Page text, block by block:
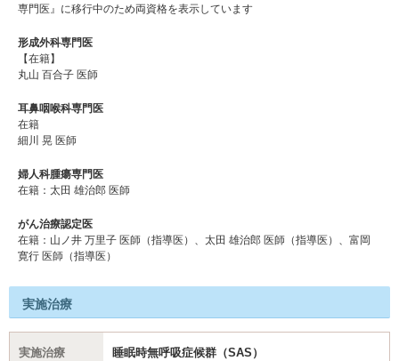
専門医』に移行中のため両資格を表示しています
形成外科専門医
【在籍】
丸山 百合子 医師
耳鼻咽喉科専門医
在籍
細川 晃 医師
婦人科腫瘍専門医
在籍：太田 雄治郎 医師
がん治療認定医
在籍：⼭ノ井 万⾥⼦ 医師（指導医）、太⽥ 雄治郎 医師（指導医）、富岡
寛⾏ 医師（指導医）
実施治療
実施治療
睡眠時無呼吸症候群（SAS）